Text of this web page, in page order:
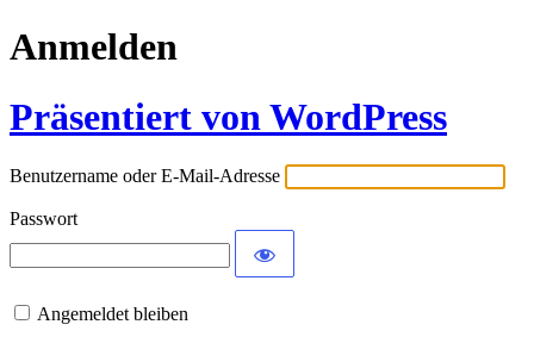
Anmelden
Präsentiert von WordPress
Benutzername oder E-Mail-Adresse
Passwort
Angemeldet bleiben